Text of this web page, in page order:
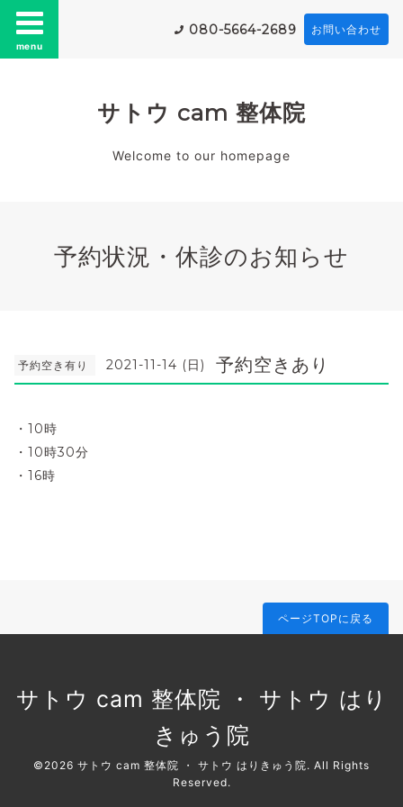
menu
080-5664-2689 お問い合わせ
サトウ cam 整体院
Welcome to our homepage
予約状況・休診のお知らせ
予約空き有り 2021-11-14 (日) 予約空きあり
・10時
・10時30分
・16時
ページTOPに戻る
サトウ cam 整体院 ・ サトウ はり
きゅう院
©2026 サトウ cam 整体院 ・ サトウ はりきゅう院. All Rights
Reserved.